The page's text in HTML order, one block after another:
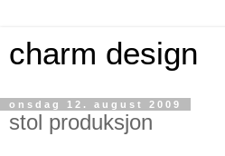
charm design
onsdag 12. august 2009
stol produksjon